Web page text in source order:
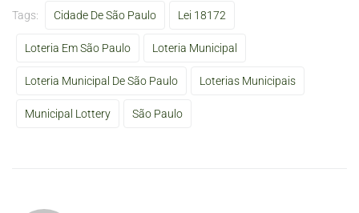
Tags: Cidade De São Paulo Lei 18172
Loteria Em São Paulo Loteria Municipal
Loteria Municipal De São Paulo Loterias Municipais
Municipal Lottery São Paulo